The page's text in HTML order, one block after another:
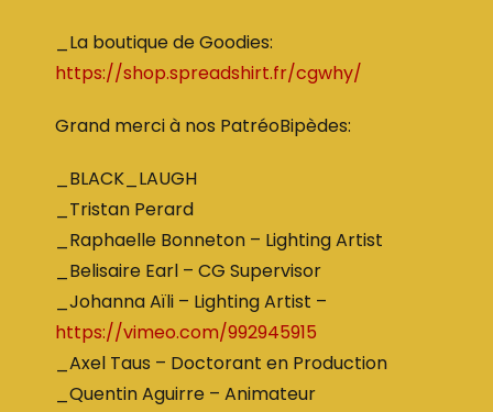
_La boutique de Goodies:
https://shop.spreadshirt.fr/cgwhy/
Grand merci à nos PatréoBipèdes:
_BLACK_LAUGH
_Tristan Perard
_Raphaelle Bonneton – Lighting Artist
_Belisaire Earl – CG Supervisor
_Johanna Aïli – Lighting Artist –
https://vimeo.com/992945915
_Axel Taus – Doctorant en Production
_Quentin Aguirre – Animateur